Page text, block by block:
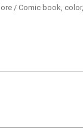
/ Comic book,